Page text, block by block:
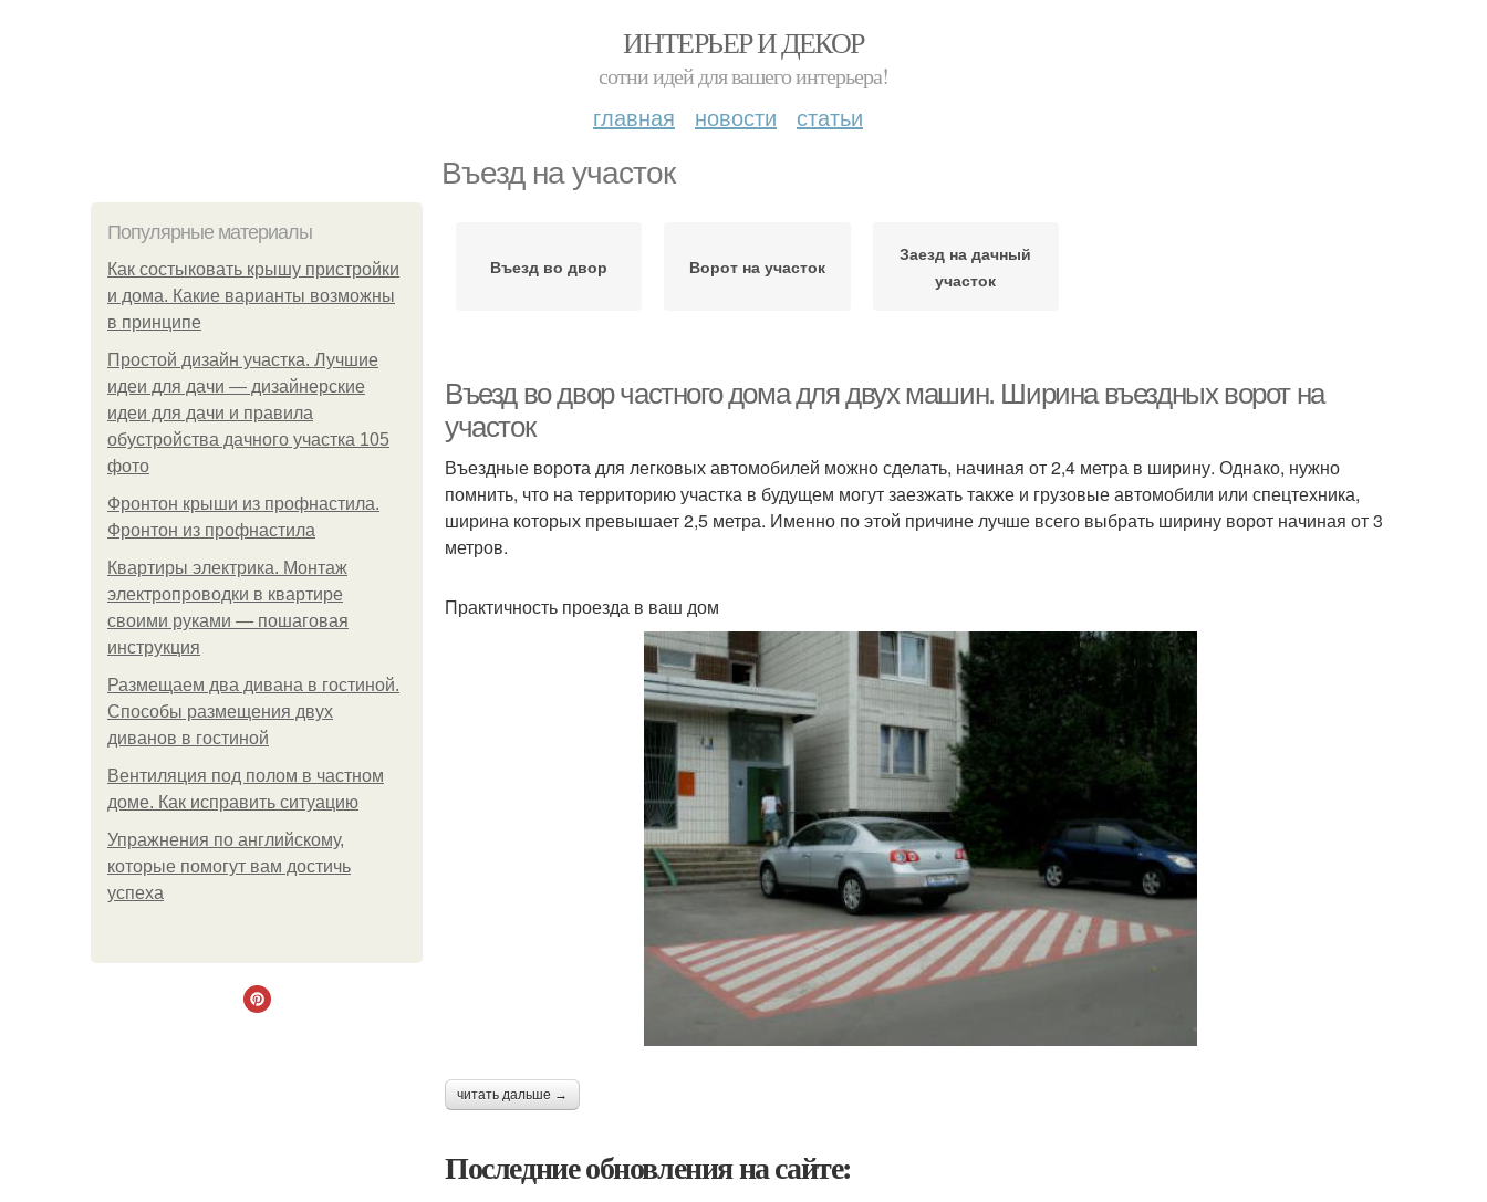
ИНТЕРЬЕР И ДЕКОР
сотни идей для вашего интерьера!
главная новости статьи
Въезд на участок
Популярные материалы
Как состыковать крышу пристройки
и дома. Какие варианты возможны
в принципе
Простой дизайн участка. Лучшие
идеи для дачи — дизайнерские
идеи для дачи и правила
обустройства дачного участка 105
фото
Фронтон крыши из профнастила.
Фронтон из профнастила
Квартиры электрика. Монтаж
электропроводки в квартире
своими руками — пошаговая
инструкция
Размещаем два дивана в гостиной.
Способы размещения двух
диванов в гостиной
Вентиляция под полом в частном
доме. Как исправить ситуацию
Упражнения по английскому,
которые помогут вам достичь
успеха
Въезд во двор Ворот на участок
Заезд на дачный
участок
Въезд во двор частного дома для двух машин. Ширина въездных ворот на
участок
Въездные ворота для легковых автомобилей можно сделать, начиная от 2,4 метра в ширину. Однако, нужно
помнить, что на территорию участка в будущем могут заезжать также и грузовые автомобили или спецтехника,
ширина которых превышает 2,5 метра. Именно по этой причине лучше всего выбрать ширину ворот начиная от 3
метров.
Практичность проезда в ваш дом
читать дальше →
Последние обновления на сайте: